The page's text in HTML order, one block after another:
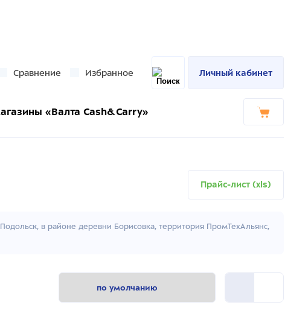
Сравнение Избранное Личный кабинет
«Валта Cash&Carry»
Прайс-лист (xls)
в районе деревни Борисовка, территория ПромТехАльянс,